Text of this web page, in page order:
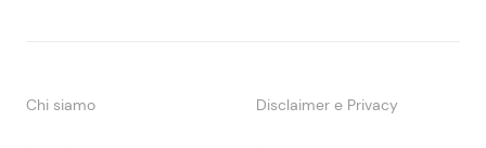
Chi siamo Disclaimer e Privacy